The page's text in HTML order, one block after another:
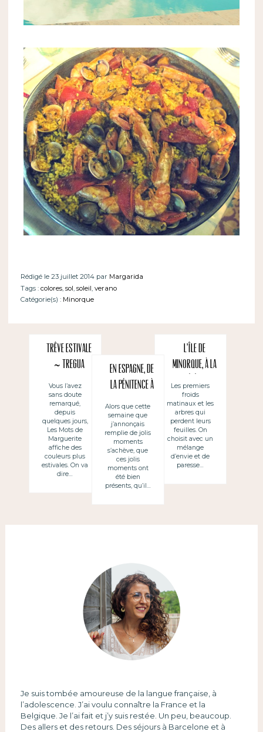
Rédigé le 23 juillet 2014 par Margarida
Tags : colores, sol, soleil, verano
Catégorie(s) : Minorque
Trêve estivale
~ Tregua
veraniega
Vous l’avez
sans doute
remarqué,
depuis
quelques jours,
Les Mots de
Marguerite
affiche des
couleurs plus
estivales. On va
dire…
En Espagne, de
la pénitence à
la plage
Alors que cette
semaine que
j’annonçais
remplie de jolis
moments
s’achève, que
ces jolis
moments ont
été bien
présents, qu’il…
L’île de
MINORQUE, à la
télé ~
MENORCA en la
tele francesa
Les premiers
froids
matinaux et les
arbres qui
perdent leurs
feuilles. On
choisit avec un
mélange
d’envie et de
paresse…
Je suis tombée amoureuse de la langue française, à
l’adolescence. J’ai voulu connaître la France et la
Belgique. Je l’ai fait et j’y suis restée. Un peu, beaucoup.
Des allers et des retours. Des séjours à Barcelone et à